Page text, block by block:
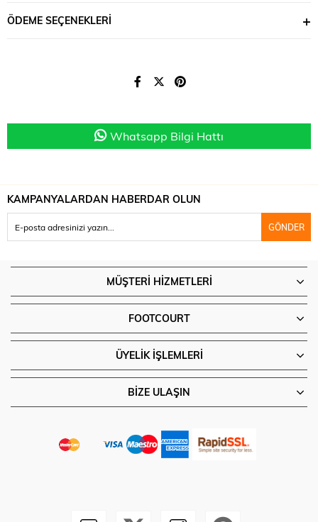
ÖDEME SEÇENEKLERI
Whatsapp Bilgi Hattı
KAMPANYALARDAN HABERDAR OLUN
GÖNDER
MÜŞTERI HIZMETLERI
FOOTCOURT
ÜYELIK İŞLEMLERI
BIZE ULAŞIN